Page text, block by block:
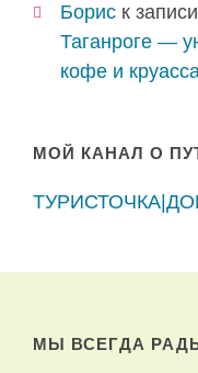
Борис к записи
Таганроге —
кофе и
МОЙ КАНАЛ О
МЫ ВСЕГДА